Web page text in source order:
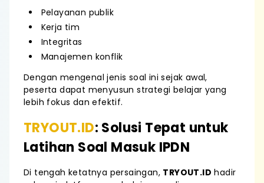
Pelayanan publik
Kerja tim
Integritas
Manajemen konflik
Dengan mengenal jenis soal ini sejak awal,
peserta dapat menyusun strategi belajar yang
lebih fokus dan efektif.
TRYOUT.ID: Solusi Tepat untuk
Latihan Soal Masuk IPDN
Di tengah ketatnya persaingan, TRYOUT.ID hadir